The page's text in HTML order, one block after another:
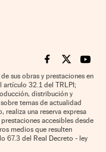
Cinco Días en
Cinco Días
Cinco
sus obras y prestaciones en
artículo 32.1 del TRLPI;
distribución y
temas de actualidad
realiza una reserva expresa
accesibles desde
medios que resulten
67.3 del Real Decreto - ley